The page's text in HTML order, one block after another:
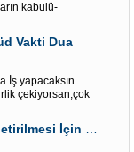
kabulü-
Vakti Dua
İş yapacaksın
çekiyorsan,çok